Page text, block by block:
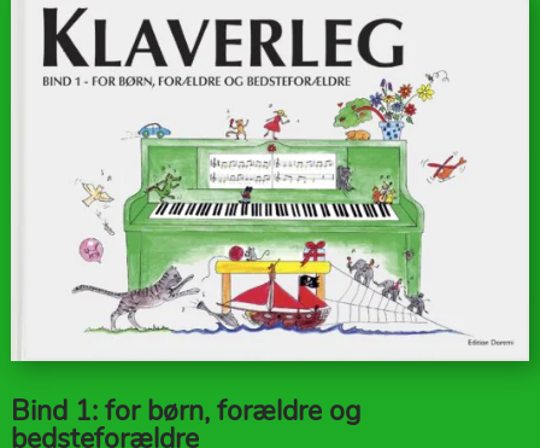
Bind 1: for børn, forældre og
bedsteforældre